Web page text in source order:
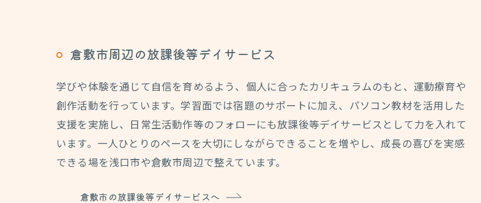
倉敷市周辺の放課後等デイサービス
学びや体験を通じて自信を育めるよう、個人に合ったカリキュラムのもと、運動療育や
創作活動を行っています。学習面では宿題のサポートに加え、パソコン教材を活用した
支援を実施し、日常生活動作等のフォローにも放課後等デイサービスとして力を入れて
います。一人ひとりのペースを大切にしながらできることを増やし、成長の喜びを実感
できる場を浅口市や倉敷市周辺で整えています。
倉敷市の放課後等デイサービスへ